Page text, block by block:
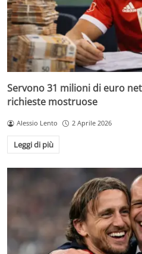
Servono 31 milioni di euro
richieste mostruose
Alessio Lento 2 Aprile 2026
Leggi di più